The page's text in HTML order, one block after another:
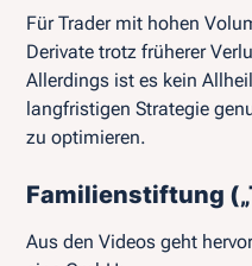
Für Trader mit hohen
Derivate trotz früherer
Allerdings ist es kein
langfristigen Strategie
zu optimieren.
Familienstiftung
Aus den Videos geht